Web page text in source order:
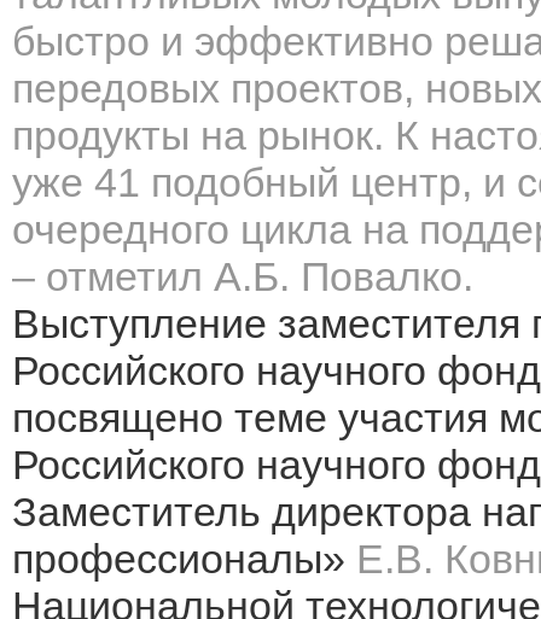
быстро и эффективно
передовых проектов,
продукты на рынок. К
уже 41 подобный центр, и
очередного цикла на
– отметил А.Б. Повалко.
Выступление заместителя
Российского научного
посвящено теме участия
Российского научного
Заместитель директора
профессионалы» Е.В.
Национальной